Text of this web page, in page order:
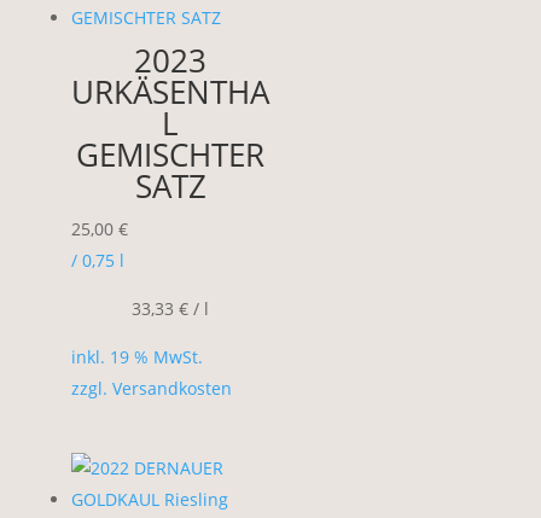
2023
URKÄSENTHA
L
GEMISCHTER
SATZ
25,00 €
/ 0,75 l
33,33€ / l
inkl. 19 % MwSt.
zzgl. Versandkosten